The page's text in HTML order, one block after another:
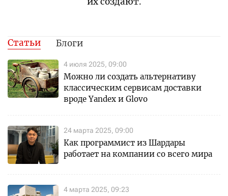
Статьи Блоги
4 июля 2025, 09:00
Можно ли создать альтернативу
классическим сервисам доставки
вроде Yandex и Glovo
24 марта 2025, 09:00
Как программист из Шардары
работает на компании со всего мира
4 марта 2025, 09:23